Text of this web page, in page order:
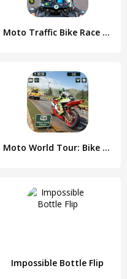
Moto Traffic Bike Race Game 3d
Moto World Tour: Bike Racing
Impossible Bottle Flip